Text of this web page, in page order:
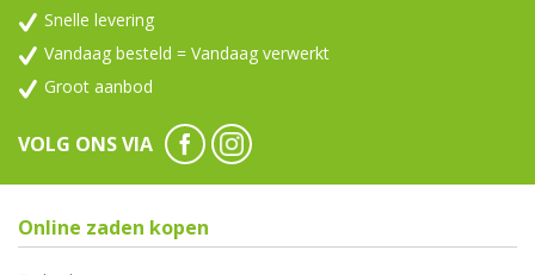
Snelle levering
Vandaag besteld = Vandaag verwerkt
Groot aanbod
VOLG ONS VIA
Online zaden kopen